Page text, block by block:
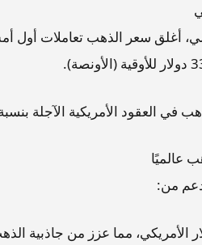
الآجلة بنسبة 1.1% ليغلق عند 3344 دولار
عالميًا
من:
الأمريكي، مما عزز من جاذبية